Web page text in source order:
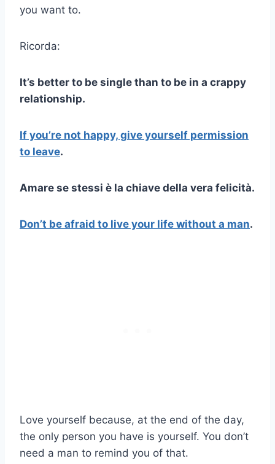
you want to.
Ricorda:
It’s better to be single than to be in a crappy
relationship.
If you’re not happy, give yourself permission
to leave.
Amare se stessi è la chiave della vera felicità.
Don’t be afraid to live your life without a man.
Love yourself because, at the end of the day,
the only person you have is yourself. You don’t
need a man to remind you of that.